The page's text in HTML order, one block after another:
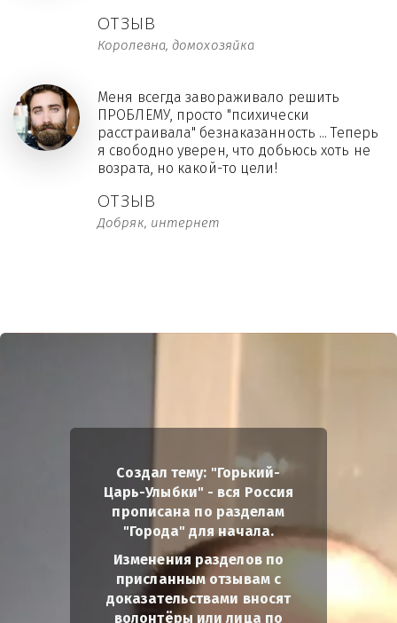
ОТЗЫВ
Королевна, домохозяйка
ОТЗЫВ
Добряк, интернет
Меня всегда завораживало решить
ПРОБЛЕМУ, просто "психически
расстраивала" безнаказанность ... Теперь
я свободно уверен, что добьюсь хоть не
возрата, но какой-то цели!
Создал тему: "Горький-
Царь-Улыбки" - вся Россия
прописана по разделам
"Города" для начала.
Изменения разделов по
присланным отзывам с
доказательствами вносят
волонтёры или лица по